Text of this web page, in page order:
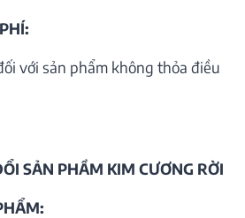
với sản phẩm không thỏa điều
SẢN PHẦM KIM CƯƠNG RỜI